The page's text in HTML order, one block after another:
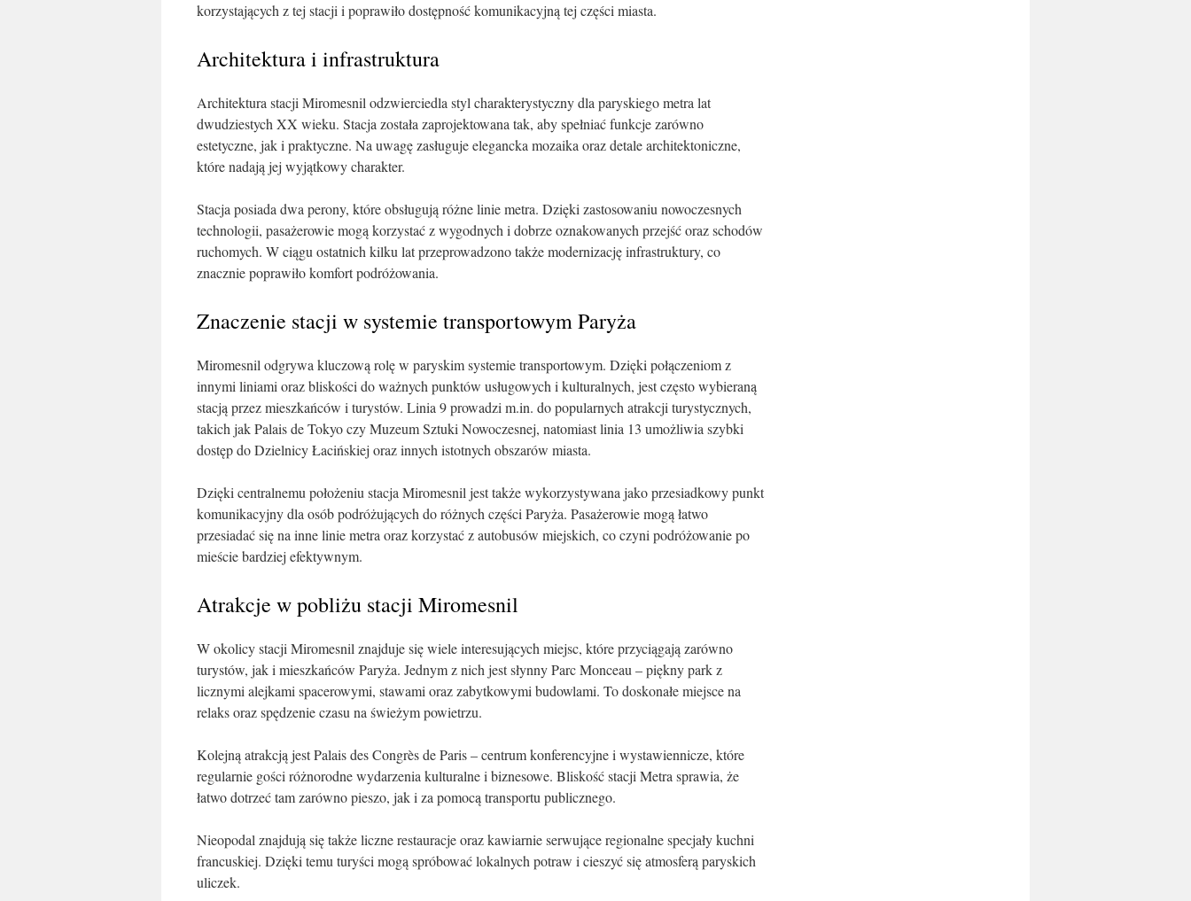
korzystających z tej stacji i poprawiło dostępność komunikacyjną tej części miasta.
Architektura i infrastruktura
Architektura stacji Miromesnil odzwierciedla styl charakterystyczny dla paryskiego metra lat
dwudziestych XX wieku. Stacja została zaprojektowana tak, aby spełniać funkcje zarówno
estetyczne, jak i praktyczne. Na uwagę zasługuje elegancka mozaika oraz detale architektoniczne,
które nadają jej wyjątkowy charakter.
Stacja posiada dwa perony, które obsługują różne linie metra. Dzięki zastosowaniu nowoczesnych
technologii, pasażerowie mogą korzystać z wygodnych i dobrze oznakowanych przejść oraz schodów
ruchomych. W ciągu ostatnich kilku lat przeprowadzono także modernizację infrastruktury, co
znacznie poprawiło komfort podróżowania.
Znaczenie stacji w systemie transportowym Paryża
Miromesnil odgrywa kluczową rolę w paryskim systemie transportowym. Dzięki połączeniom z
innymi liniami oraz bliskości do ważnych punktów usługowych i kulturalnych, jest często wybieraną
stacją przez mieszkańców i turystów. Linia 9 prowadzi m.in. do popularnych atrakcji turystycznych,
takich jak Palais de Tokyo czy Muzeum Sztuki Nowoczesnej, natomiast linia 13 umożliwia szybki
dostęp do Dzielnicy Łacińskiej oraz innych istotnych obszarów miasta.
Dzięki centralnemu położeniu stacja Miromesnil jest także wykorzystywana jako przesiadkowy punkt
komunikacyjny dla osób podróżujących do różnych części Paryża. Pasażerowie mogą łatwo
przesiadać się na inne linie metra oraz korzystać z autobusów miejskich, co czyni podróżowanie po
mieście bardziej efektywnym.
Atrakcje w pobliżu stacji Miromesnil
W okolicy stacji Miromesnil znajduje się wiele interesujących miejsc, które przyciągają zarówno
turystów, jak i mieszkańców Paryża. Jednym z nich jest słynny Parc Monceau – piękny park z
licznymi alejkami spacerowymi, stawami oraz zabytkowymi budowlami. To doskonałe miejsce na
relaks oraz spędzenie czasu na świeżym powietrzu.
Kolejną atrakcją jest Palais des Congrès de Paris – centrum konferencyjne i wystawiennicze, które
regularnie gości różnorodne wydarzenia kulturalne i biznesowe. Bliskość stacji Metra sprawia, że
łatwo dotrzeć tam zarówno pieszo, jak i za pomocą transportu publicznego.
Nieopodal znajdują się także liczne restauracje oraz kawiarnie serwujące regionalne specjały kuchni
francuskiej. Dzięki temu turyści mogą spróbować lokalnych potraw i cieszyć się atmosferą paryskich
uliczek.